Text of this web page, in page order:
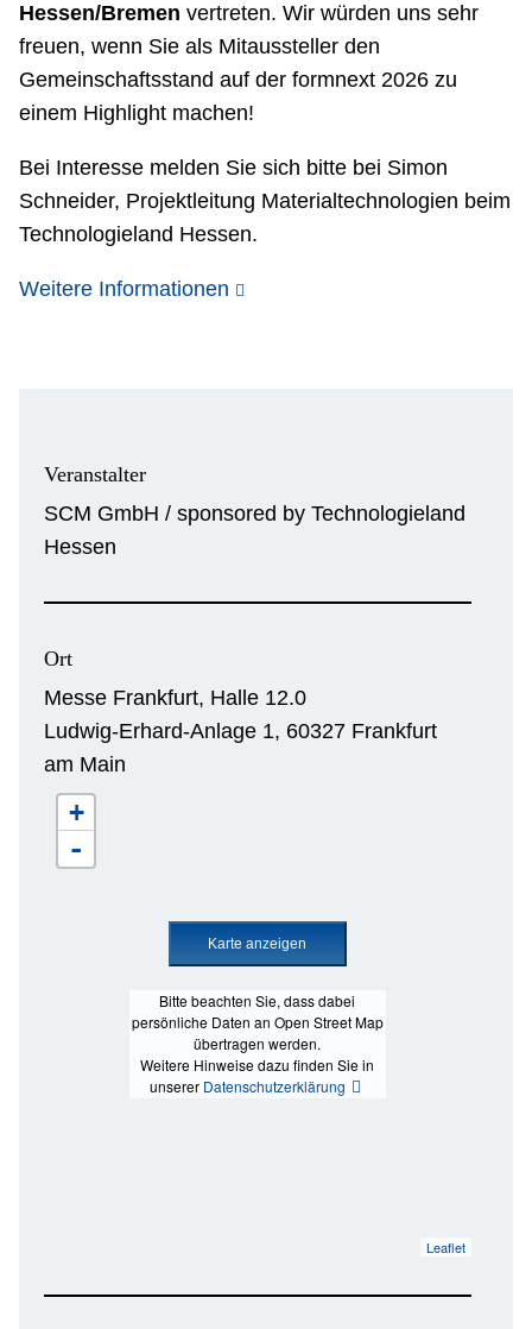
Hessen/Bremen vertreten. Wir würden uns sehr
freuen, wenn Sie als Mitaussteller den
Gemeinschaftsstand auf der formnext 2026 zu
einem Highlight machen!
Bei Interesse melden Sie sich bitte bei Simon
Schneider, Projektleitung Materialtechnologien beim
Technologieland Hessen.
Weitere Informationen
Veranstalter
SCM GmbH / sponsored by Technologieland
Hessen
Ort
Messe Frankfurt, Halle 12.0
Ludwig-Erhard-Anlage 1, 60327 Frankfurt
am Main
Bitte beachten Sie, dass dabei
persönliche Daten an Open Street Map
übertragen werden.
Weitere Hinweise dazu finden Sie in
unserer Datenschutzerklärung
+
-
Leaflet